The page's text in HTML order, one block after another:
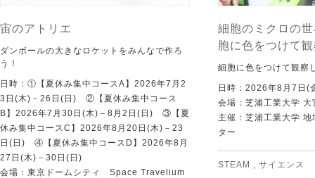
宙のアトリエ
ダンボールの大きなロケットをみんなで作ろ
う！
日時：①【夏休み集中コースA】2026年7月2
3日(木)－26日(日) ②【夏休み集中コース
B】2026年7月30日(木)－8月2日(日) ③【夏
休み集中コースC】2026年8月20日(木)－23
日(日) ④【夏休み集中コースD】2026年8月
27日(木)－30日(日)
会場：東京ドームシティ Space Travelium
細胞のミクロの
胞に色をつけて
細胞に色をつけて観察
日時：2026年8月7日(
会場：芝浦工業大学 大
主催：芝浦工業大学
ター
STEAM サイエンス